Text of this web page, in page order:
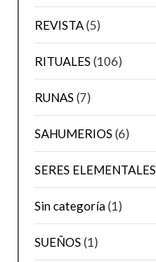
REVISTA(5)
RITUALES (106)
RUNAS (7)
SAHUMERIOS (6)
SERES ELEMENTALES
Sin categoría(1)
SUEÑOS (1)